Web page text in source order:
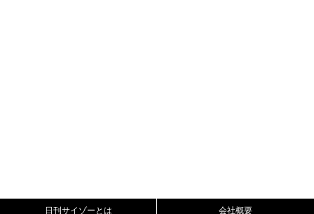
日刊サイゾーとは 会社概要